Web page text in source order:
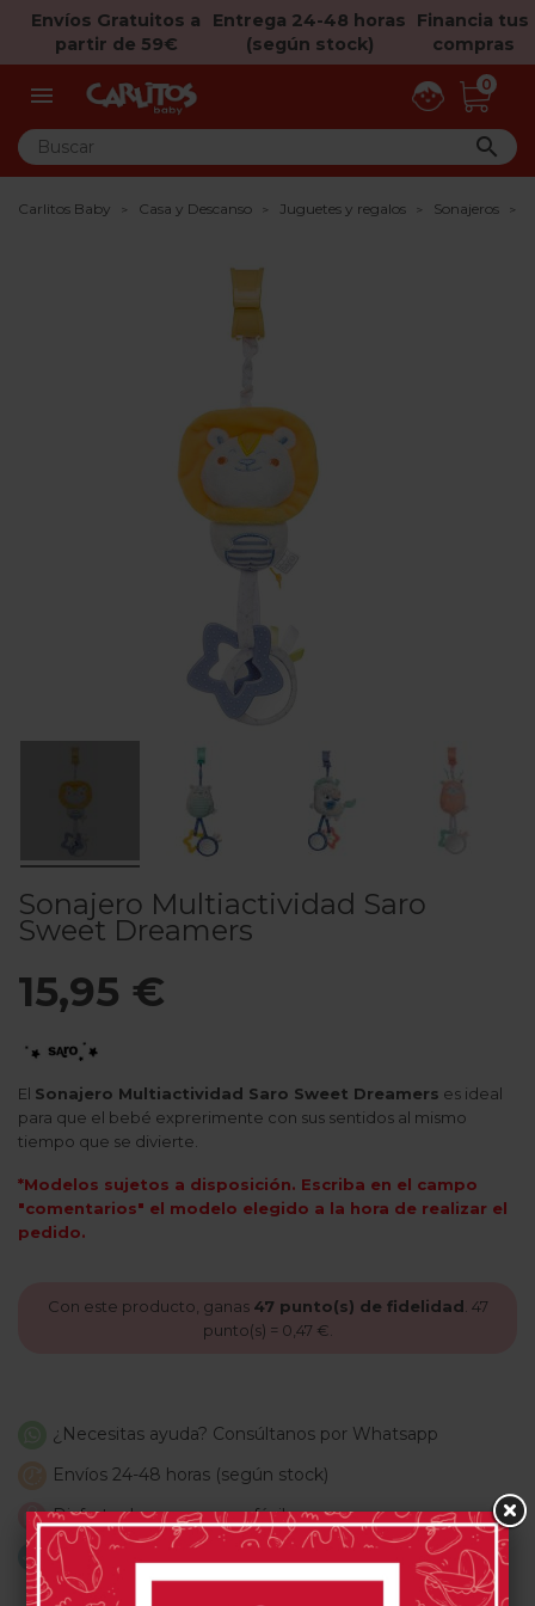
Envíos Gratuitos a
partir de 59€
Entrega 24-48 horas
(según stock)
Financia tus
compras
 0

Carlitos Baby Casa y Descanso Juguetes y regalos Sonajeros
Sonajero Multiactividad Saro
Sweet Dreamers
15,95 €
El Sonajero Multiactividad Saro Sweet Dreamers es ideal
para que el bebé exprerimente con sus sentidos al mismo
tiempo que se divierte.
*Modelos sujetos a disposición. Escriba en el campo
"comentarios" el modelo elegido a la hora de realizar el
pedido.
Con este producto, ganas 47 punto(s) de fidelidad 47
punto(s) = 0,47 €
¿Necesitas ayuda? Consúltanos por Whatsapp
Envíos 24-48 horas (según stock)
Disfruta de una compra fácil y segura
Envíos gratis a partir de 59€